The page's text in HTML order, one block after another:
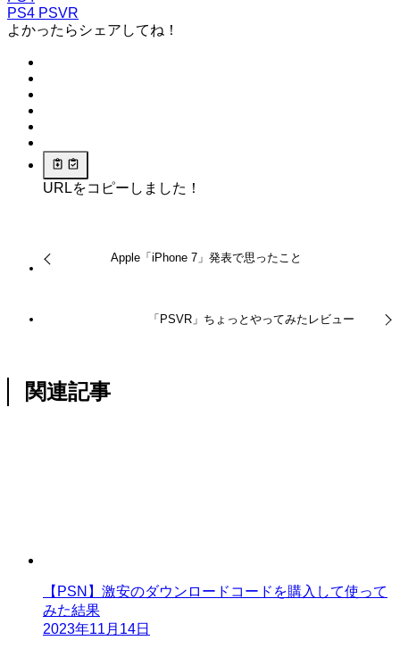
PS4 PSVR
よかったらシェアしてね！
URLをコピーしました！
Apple「iPhone 7」発表で思ったこと
「PSVR」ちょっとやってみたレビュー
関連記事
【PSN】激安のダウンロードコードを購入して使って
みた結果
2023年11月14日